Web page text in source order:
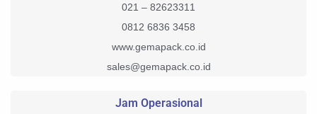
021 – 82623311
0812 6836 3458
www.gemapack.co.id
sales@gemapack.co.id
Jam Operasional